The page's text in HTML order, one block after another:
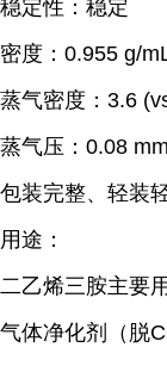
稳定性：稳定
密度： 0.955 g/
蒸气密度： 3.6
蒸气压：0.08
包装完整、轻装
用途：
二乙烯三胺主要
气体净化剂（脱